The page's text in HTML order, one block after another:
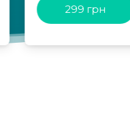
299 грн